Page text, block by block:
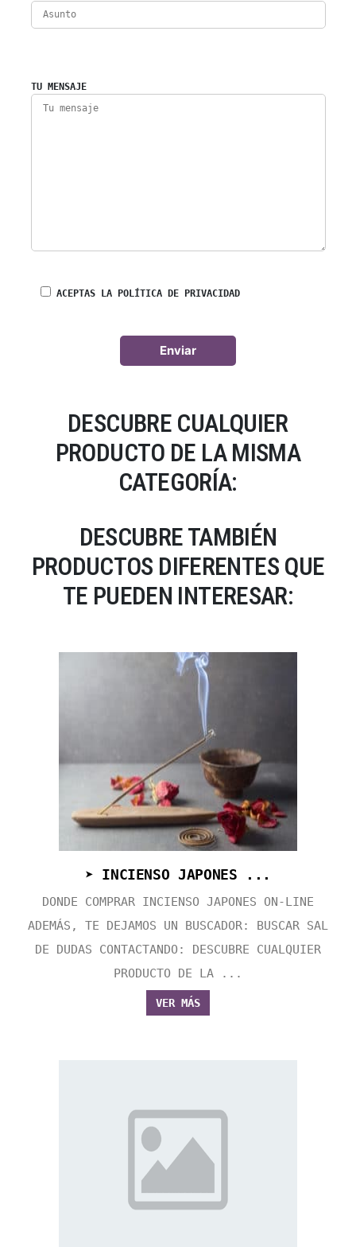
TU MENSAJE
ACEPTAS LA POLÍTICA DE PRIVACIDAD
DESCUBRE CUALQUIER
PRODUCTO DE LA MISMA
CATEGORÍA:
DESCUBRE TAMBIÉN
PRODUCTOS DIFERENTES QUE
TE PUEDEN INTERESAR:
➤ INCIENSO JAPONES ...
DONDE COMPRAR INCIENSO JAPONES ON-LINE
ADEMÁS, TE DEJAMOS UN BUSCADOR: BUSCAR SAL
DE DUDAS CONTACTANDO: DESCUBRE CUALQUIER
PRODUCTO DE LA ...
VER MÁS